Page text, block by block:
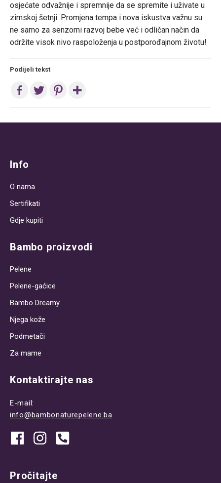
osjećate odvažnije i spremnije da se spremite i uživate u
zimskoj šetnji. Promjena tempa i nova iskustva važnu su
ne samo za senzorni razvoj bebe već i odličan način da
održite visok nivo raspoloženja u postporođajnom životu!
Podijeli tekst
Post
Info
O nama
Sertifikati
Gdje kupiti
Bambo proizvodi
Pelene
Pelene-gaćice
Bambo Dreamy
Njega kože
Podmetači
Za mame
Kontaktirajte nas
E-mail:
info@bambonaturepelene.ba
Pročitajte